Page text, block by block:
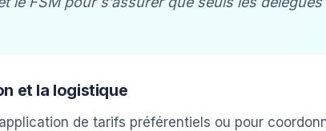
et la logistique
de tarifs préférentiels ou pour